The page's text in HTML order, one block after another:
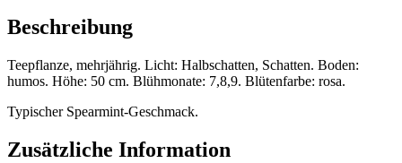
Beschreibung
Teepflanze, mehrjährig. Licht: Halbschatten, Schatten. Boden:
humos. Höhe: 50 cm. Blühmonate: 7,8,9. Blütenfarbe: rosa.
Typischer Spearmint-Geschmack.
Zusätzliche Information